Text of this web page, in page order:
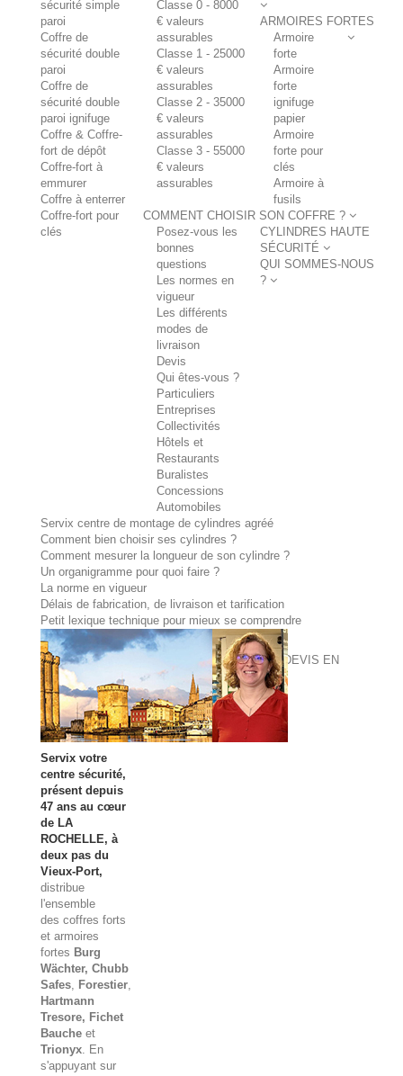
sécurité simple
paroi
Coffre de
sécurité double
paroi
Coffre de
sécurité double
paroi ignifuge
Coffre & Coffre-
fort de dépôt
Coffre-fort à
emmurer
Coffre à enterrer
Coffre-fort pour
clés
Classe 0 - 8000
€ valeurs
assurables
Classe 1 - 25000
€ valeurs
assurables
Classe 2 - 35000
€ valeurs
assurables
Classe 3 - 55000
€ valeurs
assurables
ARMOIRES FORTES
Armoire
forte
Armoire
forte
ignifuge
papier
Armoire
forte pour
clés
Armoire à
fusils
COMMENT CHOISIR SON COFFRE ?
Posez-vous les
bonnes
questions
Les normes en
vigueur
Les différents
modes de
livraison
Devis
Qui êtes-vous ?
Particuliers
Entreprises
Collectivités
Hôtels et
Restaurants
Buralistes
Concessions
Automobiles
CYLINDRES HAUTE
SÉCURITÉ
Servix centre de montage de cylindres agréé
Comment bien choisir ses cylindres ?
Comment mesurer la longueur de son cylindre ?
Un organigramme pour quoi faire ?
La norme en vigueur
Délais de fabrication, de livraison et tarification
Petit lexique technique pour mieux se comprendre
QUI SOMMES-NOUS
?
Servix votre
centre sécurité,
présent depuis
47 ans au cœur
de LA
ROCHELLE, à
deux pas du
Vieux-Port,
distribue
l'ensemble
des coffres forts
et armoires
fortes Burg
Wächter, Chubb
Safes, Forestier,
Hartmann
Tresore, Fichet
Bauche et
Trionyx. En
s'appuyant sur
DEVIS EN
LIGNE